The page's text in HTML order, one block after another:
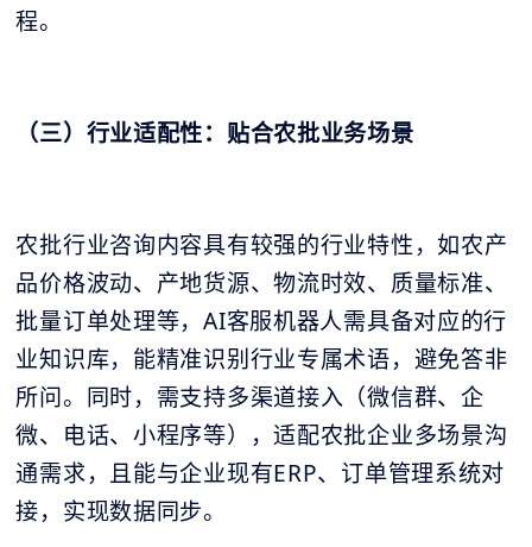
程。
（三）行业适配性：贴合农批业务场景
农批行业咨询内容具有较强的行业特性，如农产
品价格波动、产地货源、物流时效、质量标准、
批量订单处理等，AI客服机器人需具备对应的行
业知识库，能精准识别行业专属术语，避免答非
所问。同时，需支持多渠道接入（微信群、企
微、电话、小程序等），适配农批企业多场景沟
通需求，且能与企业现有ERP、订单管理系统对
接，实现数据同步。